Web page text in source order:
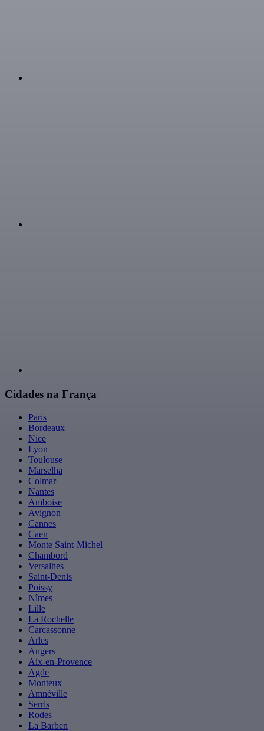
Cidades na França
Paris
Bordeaux
Nice
Lyon
Toulouse
Marselha
Colmar
Nantes
Amboise
Avignon
Cannes
Caen
Monte Saint-Michel
Chambord
Versalhes
Saint-Denis
Poissy
Nîmes
Lille
La Rochelle
Carcassonne
Arles
Angers
Aix-en-Provence
Agde
Monteux
Amnéville
Serris
Rodes
La Barben